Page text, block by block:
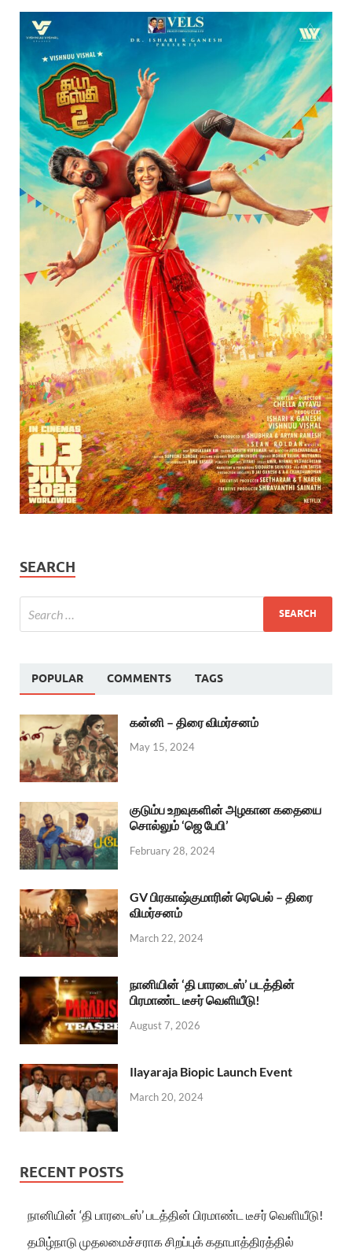
SEARCH
POPULAR COMMENTS TAGS
கன்னி – திரை விமர்சனம்
May 15, 2024
குடும்ப உறவுகளின் அழகான கதையை
சொல்லும் ‘ஜெ பேபி’
February 28, 2024
GV பிரகாஷ்குமாரின் ரெபெல் – திரை
விமர்சனம்
March 22, 2024
நானியின் ‘தி பாரடைஸ்’ படத்தின்
பிரமாண்ட டீசர் வெளியீடு!
August 7, 2026
Ilayaraja Biopic Launch Event
March 20, 2024
RECENT POSTS
நானியின் ‘தி பாரடைஸ்’ படத்தின் பிரமாண்ட டீசர் வெளியீடு!
தமிழ்நாடு முதலமைச்சராக சிறப்புக் கதாபாத்திரத்தில்